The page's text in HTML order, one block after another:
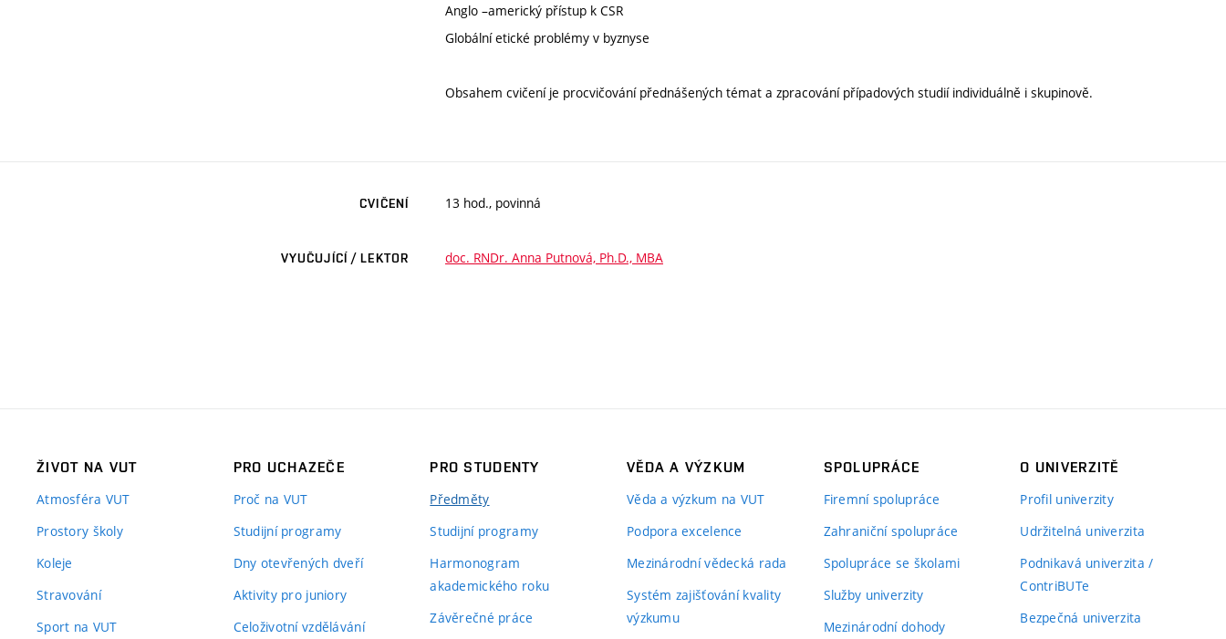
Anglo –americký přístup k CSR
Globální etické problémy v byznyse
Obsahem cvičení je procvičování přednášených témat a zpracování případových studií individuálně i skupinově.
CVIČENÍ 13 hod., povinná
VYUČUJÍCÍ / LEKTOR doc. RNDr. Anna Putnová, Ph.D., MBA
ŽIVOT NA VUT
Atmosféra VUT
Prostory školy
Koleje
Stravování
Sport na VUT
PRO UCHAZEČE
Proč na VUT
Studijní programy
Dny otevřených dveří
Aktivity pro juniory
Celoživotní vzdělávání
PRO STUDENTY
Předměty
Studijní programy
Harmonogram
akademického roku
Závěrečné práce
VĚDA A VÝZKUM
Věda a výzkum na VUT
Podpora excelence
Mezinárodní vědecká rada
Systém zajišťování kvality
výzkumu
SPOLUPRÁCE
Firemní spolupráce
Zahraniční spolupráce
Spolupráce se školami
Služby univerzity
Mezinárodní dohody
O UNIVERZITĚ
Profil univerzity
Udržitelná univerzita
Podnikavá univerzita /
ContriBUTe
Bezpečná univerzita